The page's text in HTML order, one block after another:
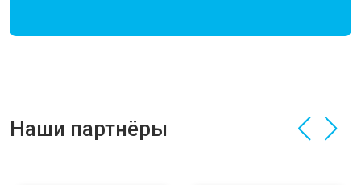
Наши партнёры